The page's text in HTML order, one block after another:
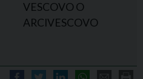
VESCOVO O
ARCIVESCOVO